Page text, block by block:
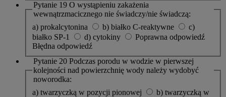
Pytanie 19 O wystąpieniu zakażenia
wewnątrzmacicznego nie świadczy/nie świadczą:
a) prokalcytonina
b) białko C-reaktywne
c)
białko SP-1
d) cytokiny
Poprawna odpowiedź
Błędna odpowiedź
Pytanie 20 Podczas porodu w wodzie w pierwszej
kolejności nad powierzchnię wody należy wydobyć
noworodka:
a) twarzyczką w pozycji pionowej
b) twarzyczką w